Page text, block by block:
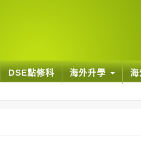
DSE點修科 海外升學